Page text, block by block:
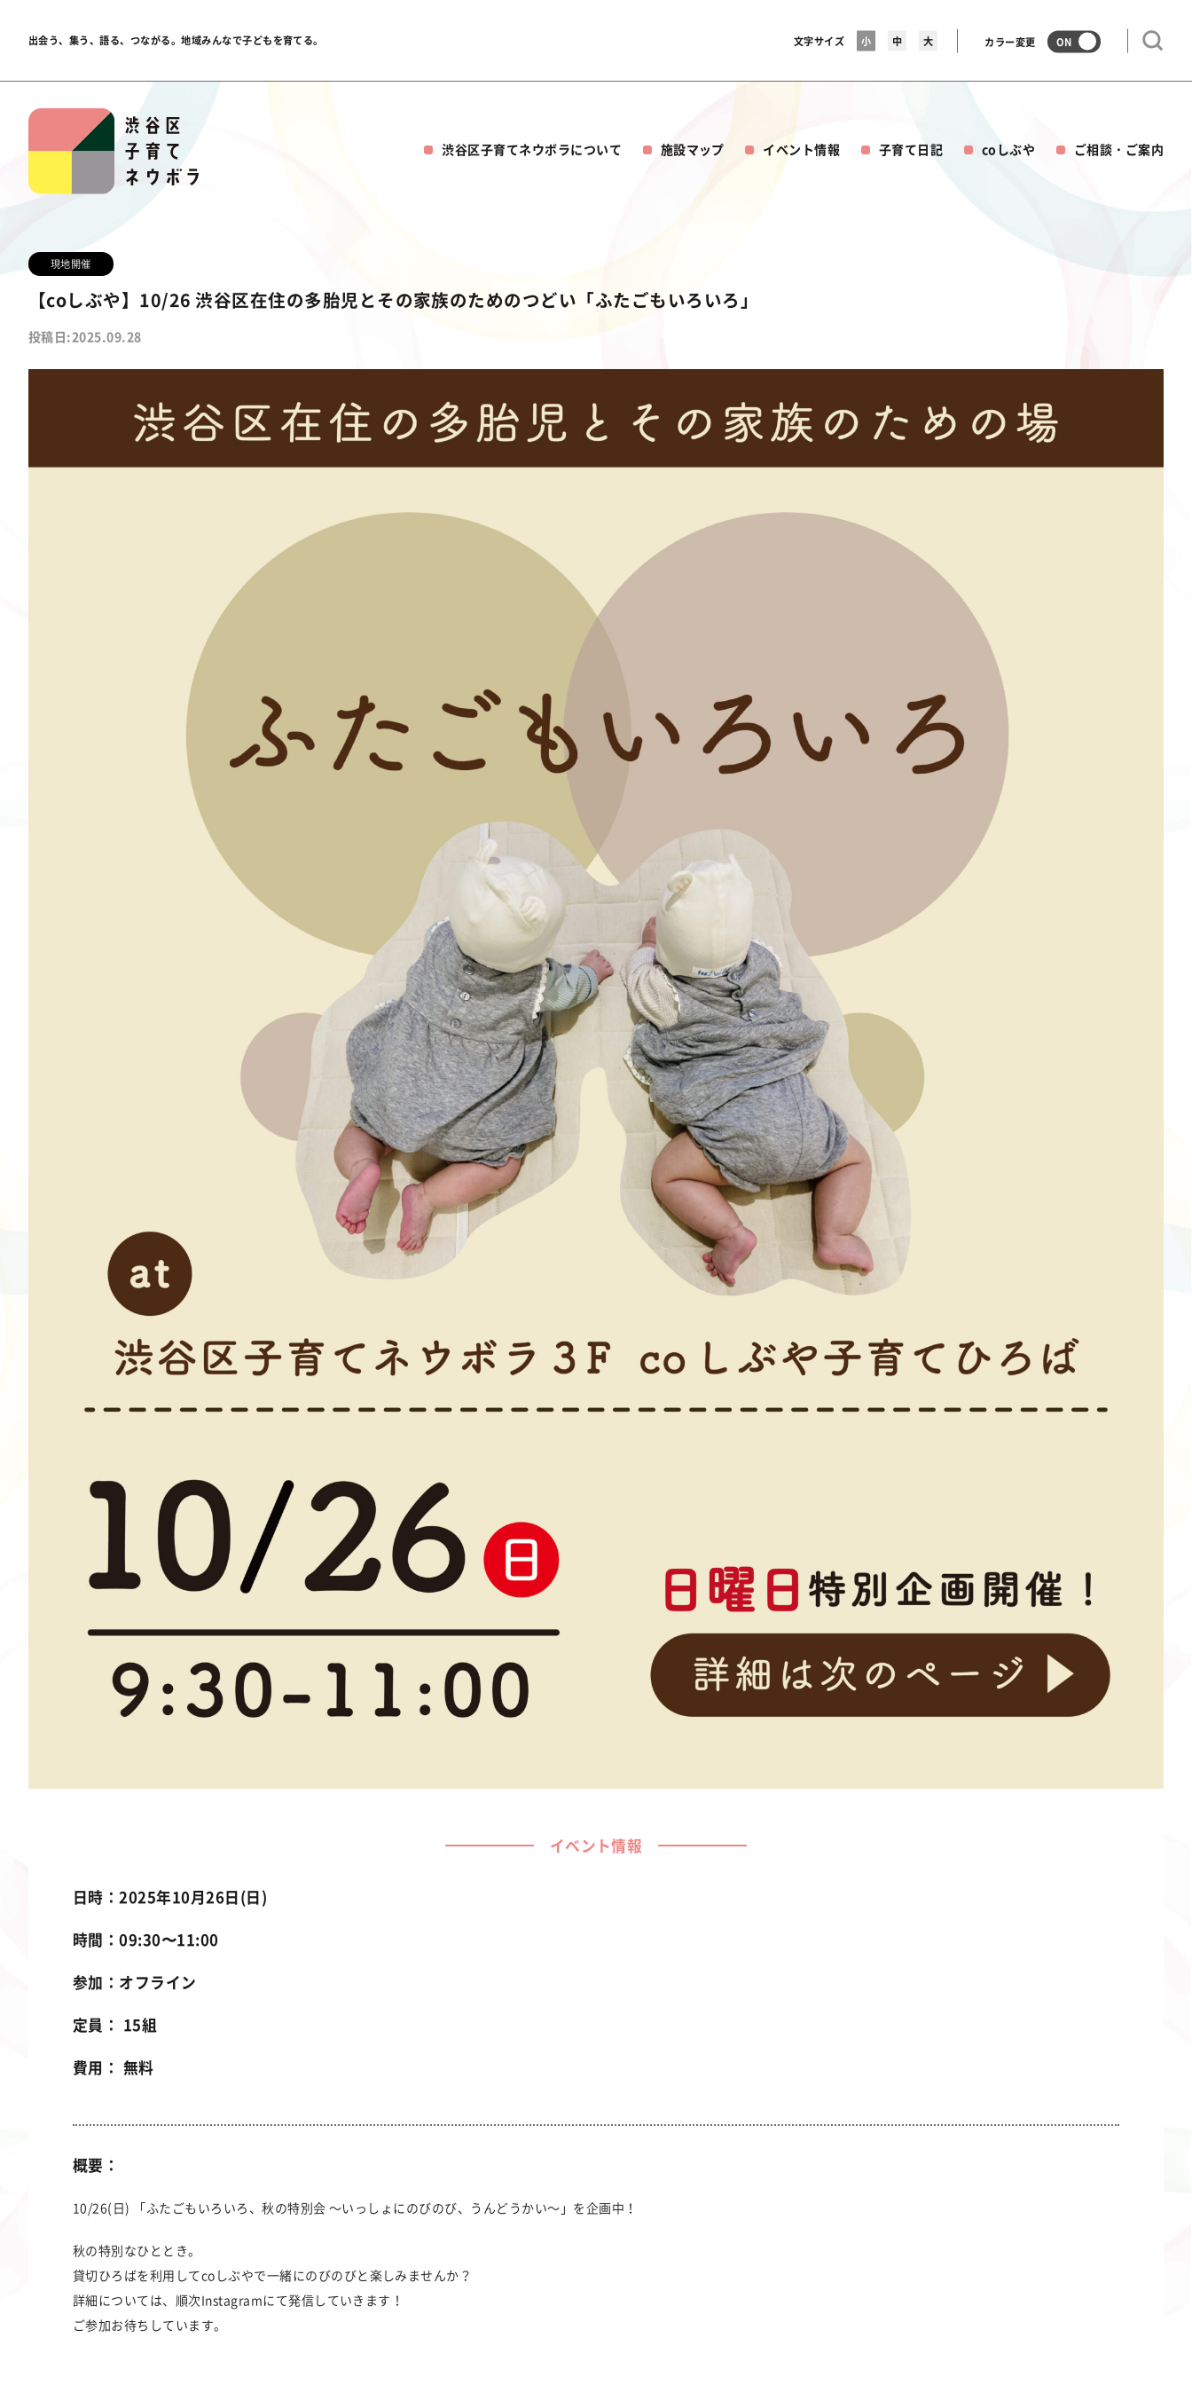
出会う、集う、語る、つながる。地域みんなで子どもを育てる。 文字サイズ 小 中 大 カラー変更 ON
渋谷区子育てネウボラについて 施設マップ イベント情報 子育て日記 coしぶや ご相談・ご案内
現地開催
【coしぶや】10/26 渋谷区在住の多胎児とその家族のためのつどい「ふたごもいろいろ」
投稿日:2025.09.28
イベント情報
日時：2025年10月26日(日)
時間：09:30〜11:00
参加：オフライン
定員： 15組
費用： 無料
概要：
10/26(日) 「ふたごもいろいろ、秋の特別会 ～いっしょにのびのび、うんどうかい～」を企画中！
秋の特別なひととき。
貸切ひろばを利用してcoしぶやで一緒にのびのびと楽しみませんか？
詳細については、順次Instagramにて発信していきます！
ご参加お待ちしています。